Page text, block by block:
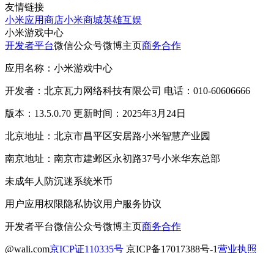
友情链接
小米应用商店小米商城英雄互娱
小米游戏中心
开发者平台微信公众号微博主页商务合作
应用名称：小米游戏中心
开发者：北京瓦力网络科技有限公司 电话：010-60606666
版本：13.5.0.70 更新时间：2025年3月24日
北京地址：北京市昌平区安居路小米智慧产业园
南京地址：南京市建邺区永初路37号小米华东总部
未成年人防沉迷系统米币
用户应用权限隐私协议用户服务协议
开发者平台微信公众号微博主页商务合作
@wali.com京ICP证110335号 京ICP备17017388号-1营业执照